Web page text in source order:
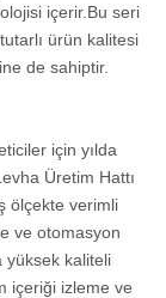
içerir.Bu seri
ürün kalitesi
de sahiptir.
için yılda
Üretim Hattı
ölçekte verimli
ve otomasyon
yüksek kaliteli
içeriği izleme ve